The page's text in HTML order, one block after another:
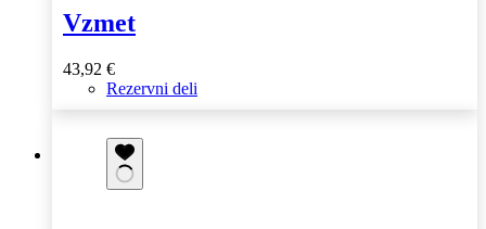
Vzmet
43,92 €
Rezervni deli